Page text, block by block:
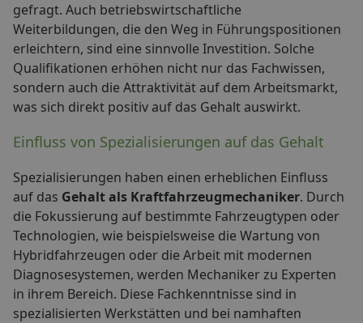
gefragt. Auch betriebswirtschaftliche
Weiterbildungen, die den Weg in Führungspositionen
erleichtern, sind eine sinnvolle Investition. Solche
Qualifikationen erhöhen nicht nur das Fachwissen,
sondern auch die Attraktivität auf dem Arbeitsmarkt,
was sich direkt positiv auf das Gehalt auswirkt.
Einfluss von Spezialisierungen auf das Gehalt
Spezialisierungen haben einen erheblichen Einfluss
auf das Gehalt als Kraftfahrzeugmechaniker. Durch
die Fokussierung auf bestimmte Fahrzeugtypen oder
Technologien, wie beispielsweise die Wartung von
Hybridfahrzeugen oder die Arbeit mit modernen
Diagnosesystemen, werden Mechaniker zu Experten
in ihrem Bereich. Diese Fachkenntnisse sind in
spezialisierten Werkstätten und bei namhaften